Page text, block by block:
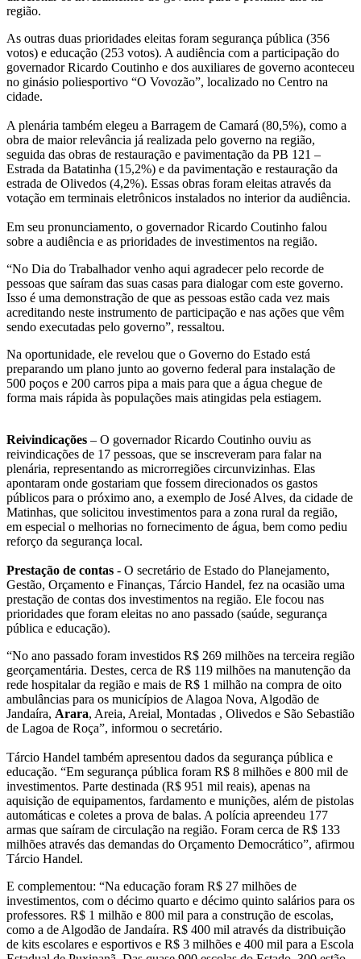
região.
As outras duas prioridades eleitas foram segurança pública (356
votos) e educação (253 votos). A audiência com a participação do
governador Ricardo Coutinho e dos auxiliares de governo aconteceu
no ginásio poliesportivo “O Vovozão”, localizado no Centro na
cidade.
A plenária também elegeu a Barragem de Camará (80,5%), como a
obra de maior relevância já realizada pelo governo na região,
seguida das obras de restauração e pavimentação da PB 121 –
Estrada da Batatinha (15,2%) e da pavimentação e restauração da
estrada de Olivedos (4,2%). Essas obras foram eleitas através da
votação em terminais eletrônicos instalados no interior da audiência.
Em seu pronunciamento, o governador Ricardo Coutinho falou
sobre a audiência e as prioridades de investimentos na região.
“No Dia do Trabalhador venho aqui agradecer pelo recorde de
pessoas que saíram das suas casas para dialogar com este governo.
Isso é uma demonstração de que as pessoas estão cada vez mais
acreditando neste instrumento de participação e nas ações que vêm
sendo executadas pelo governo”, ressaltou.
Na oportunidade, ele revelou que o Governo do Estado está
preparando um plano junto ao governo federal para instalação de
500 poços e 200 carros pipa a mais para que a água chegue de
forma mais rápida às populações mais atingidas pela estiagem.
Reivindicações – O governador Ricardo Coutinho ouviu as
reivindicações de 17 pessoas, que se inscreveram para falar na
plenária, representando as microrregiões circunvizinhas. Elas
apontaram onde gostariam que fossem direcionados os gastos
públicos para o próximo ano, a exemplo de José Alves, da cidade de
Matinhas, que solicitou investimentos para a zona rural da região,
em especial o melhorias no fornecimento de água, bem como pediu
reforço da segurança local.
Prestação de contas - O secretário de Estado do Planejamento,
Gestão, Orçamento e Finanças, Tárcio Handel, fez na ocasião uma
prestação de contas dos investimentos na região. Ele focou nas
prioridades que foram eleitas no ano passado (saúde, segurança
pública e educação).
“No ano passado foram investidos R$ 269 milhões na terceira região
georçamentária. Destes, cerca de R$ 119 milhões na manutenção da
rede hospitalar da região e mais de R$ 1 milhão na compra de oito
ambulâncias para os municípios de Alagoa Nova, Algodão de
Jandaíra, Arara, Areia, Areial, Montadas , Olivedos e São Sebastião
de Lagoa de Roça”, informou o secretário.
Tárcio Handel também apresentou dados da segurança pública e
educação. “Em segurança pública foram R$ 8 milhões e 800 mil de
investimentos. Parte destinada (R$ 951 mil reais), apenas na
aquisição de equipamentos, fardamento e munições, além de pistolas
automáticas e coletes a prova de balas. A polícia apreendeu 177
armas que saíram de circulação na região. Foram cerca de R$ 133
milhões através das demandas do Orçamento Democrático”, afirmou
Tárcio Handel.
E complementou: “Na educação foram R$ 27 milhões de
investimentos, com o décimo quarto e décimo quinto salários para os
professores. R$ 1 milhão e 800 mil para a construção de escolas,
como a de Algodão de Jandaíra. R$ 400 mil através da distribuição
de kits escolares e esportivos e R$ 3 milhões e 400 mil para a Escola